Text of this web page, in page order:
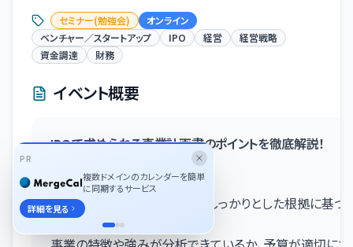
セミナー(勉強会)
オンライン
ベンチャー／スタートアップ
IPO 経営
経営戦略
資金調達
財務
イベント概要
IPOで求められる事業計画書のポイントを徹底解説！
■セミナー概要
上場審査では、事業計画書がしっかりとした根拠に基づ
されます。
PR
複数ドメインのカレンダーを簡単
に同期するサービス
詳細を見る